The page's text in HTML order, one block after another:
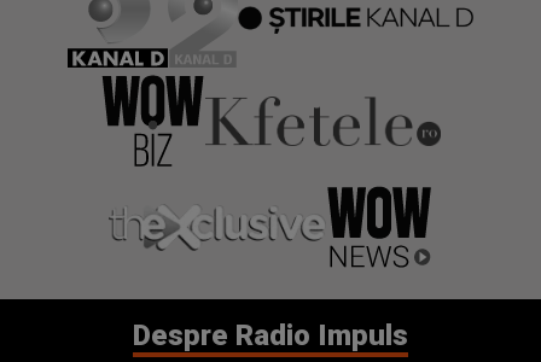
Despre Radio Impuls